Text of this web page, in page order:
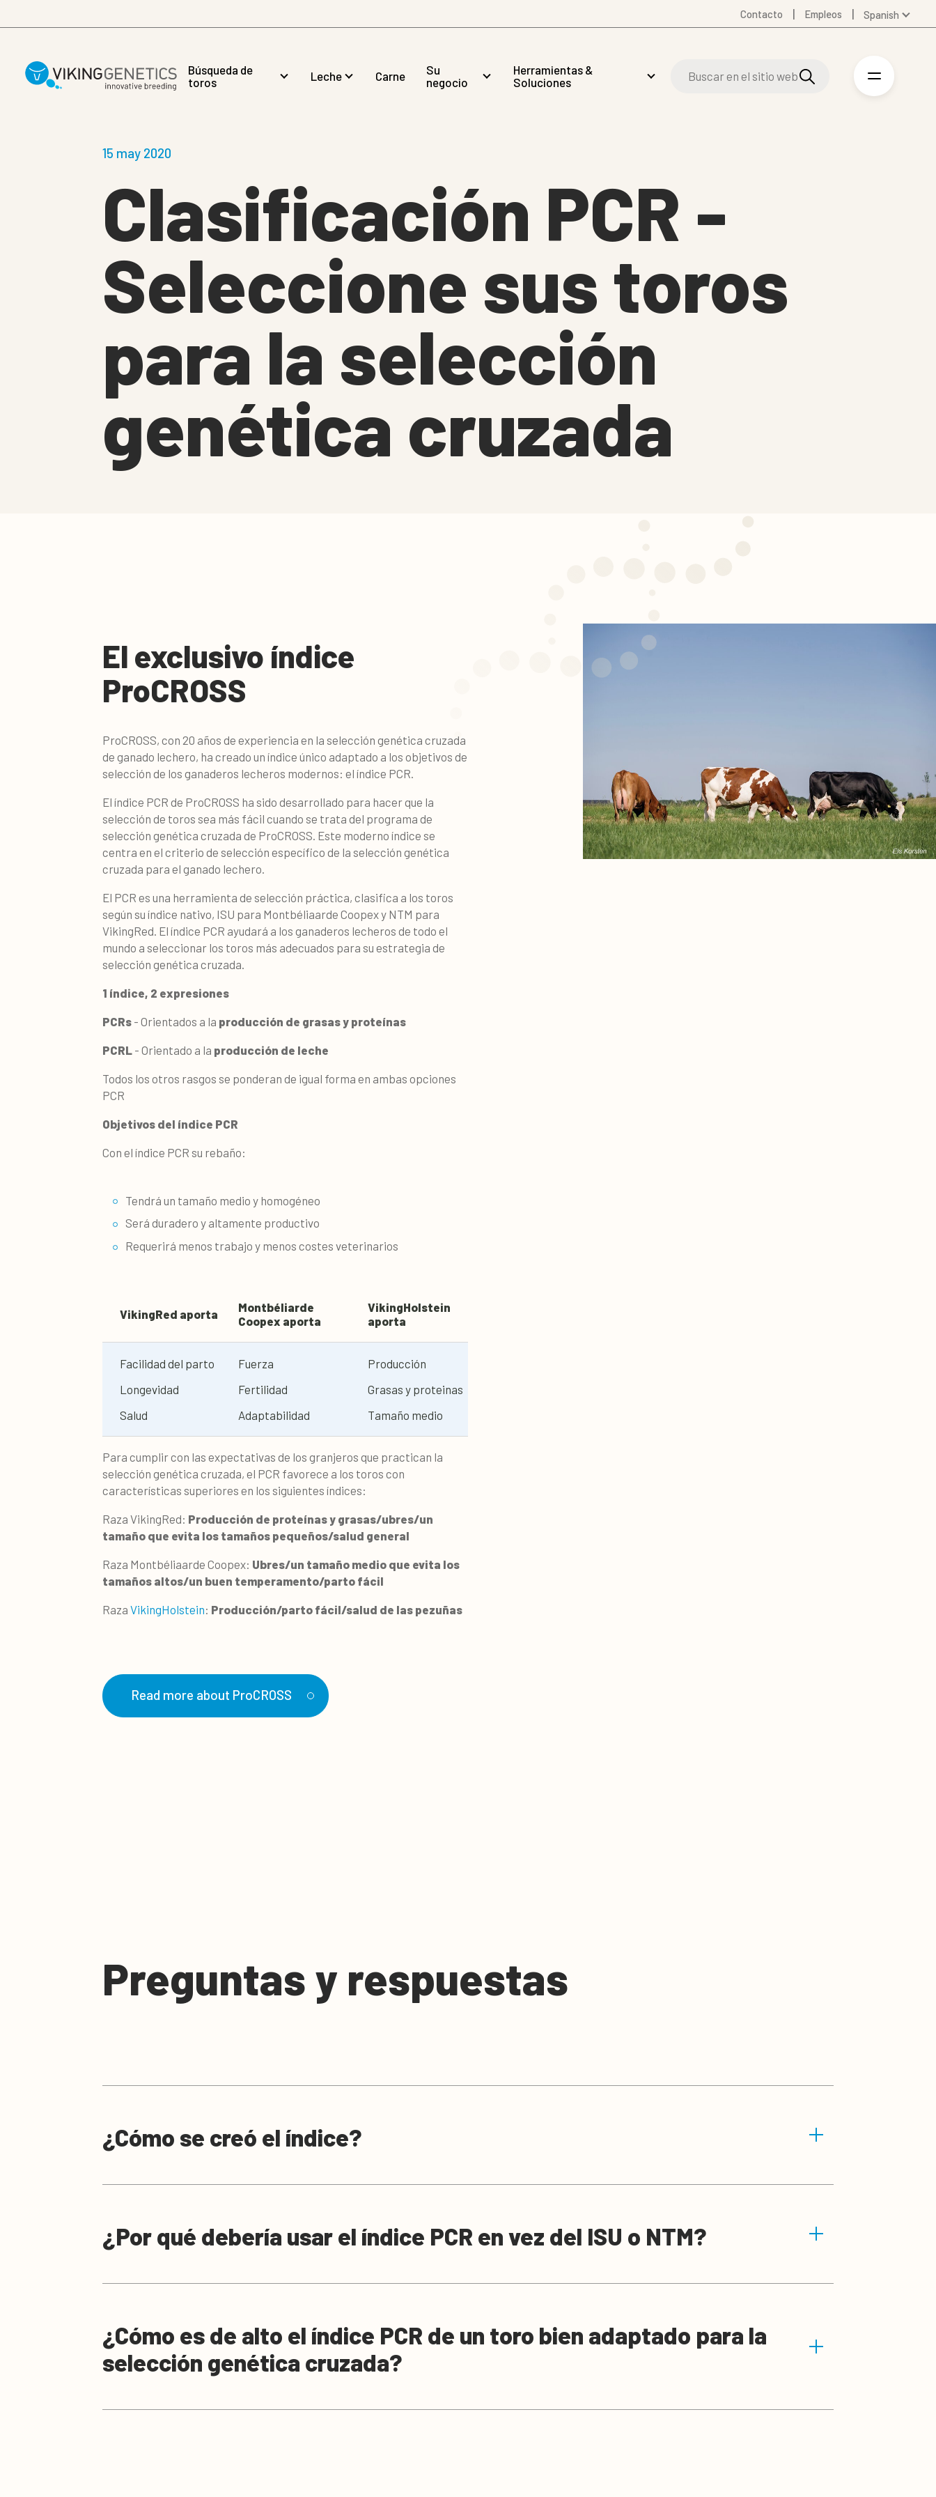
Contacto Empleos Spanish
Denmark
Búsqueda de
toros
Leche Carne
Su
negocio
Herramientas &
Soluciones
15 may 2020
Clasificación PCR -
Seleccione sus toros
para la selección
genética cruzada
El exclusivo índice
ProCROSS
ProCROSS, con 20 años de experiencia en la selección genética cruzada
de ganado lechero, ha creado un índice único adaptado a los objetivos de
selección de los ganaderos lecheros modernos: el índice PCR.
El índice PCR de ProCROSS ha sido desarrollado para hacer que la
selección de toros sea más fácil cuando se trata del programa de
selección genética cruzada de ProCROSS. Este moderno índice se
centra en el criterio de selección específico de la selección genética
cruzada para el ganado lechero.
El PCR es una herramienta de selección práctica, clasifica a los toros
según su índice nativo, ISU para Montbéliaarde Coopex y NTM para
VikingRed. El índice PCR ayudará a los ganaderos lecheros de todo el
mundo a seleccionar los toros más adecuados para su estrategia de
selección genética cruzada.
1 índice, 2 expresiones
PCRs - Orientados a la producción de grasas y proteínas
PCRL - Orientado a la producción de leche
Todos los otros rasgos se ponderan de igual forma en ambas opciones
PCR
Objetivos del índice PCR
Con el índice PCR su rebaño:
Tendrá un tamaño medio y homogéneo
Será duradero y altamente productivo
Requerirá menos trabajo y menos costes veterinarios
VikingRed aporta
Montbéliarde
Coopex aporta
VikingHolstein
aporta
Facilidad del parto
Longevidad
Salud
Fuerza
Fertilidad
Adaptabilidad
Producción
Grasas y proteinas
Tamaño medio
Para cumplir con las expectativas de los granjeros que practican la
selección genética cruzada, el PCR favorece a los toros con
características superiores en los siguientes índices:
Raza VikingRed: Producción de proteínas y grasas/ubres/un
tamaño que evita los tamaños pequeños/salud general
Raza Montbéliaarde Coopex: Ubres/un tamaño medio que evita los
tamaños altos/un buen temperamento/parto fácil
Raza VikingHolstein: Producción/parto fácil/salud de las pezuñas
Read more about ProCROSS
Preguntas y respuestas
¿Cómo se creó el índice?
¿Por qué debería usar el índice PCR en vez del ISU o NTM?
¿Cómo es de alto el índice PCR de un toro bien adaptado para la
selección genética cruzada?